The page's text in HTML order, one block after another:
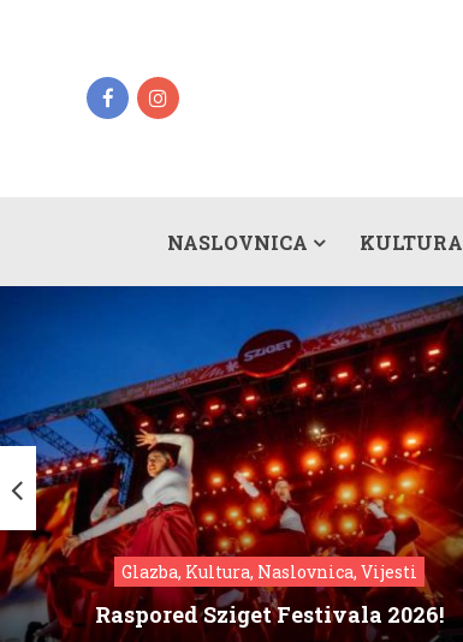
NASLOVNICA KULTURA
Glazba, Kultura, Naslovnica, Vijesti
Raspored Sziget Festivala 2026!